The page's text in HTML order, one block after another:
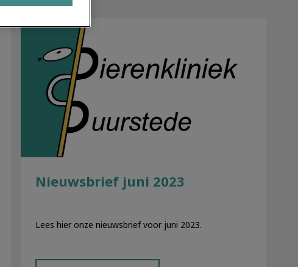
Nieuwsbrief juni 2023
Nieuwsbrief juni 2023
Lees hier onze nieuwsbrief voor juni 2023.